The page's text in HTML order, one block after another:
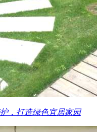
，打造绿色宜居家园